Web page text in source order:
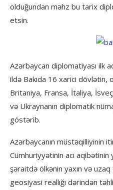
olduğundan məhz bu tarix
etsin.
Azərbaycan diplomatiyası ilk
ildə Bakıda 16 xarici dövlətin,
Britaniya, Fransa, İtaliya,
və Ukraynanın diplomatik
göstərib.
Azərbaycanın müstəqilliyinin
Cümhuriyyətinin acı aqibətinin
şəraitdə ölkənin yaxın və
geosiyasi reallığı dərindən